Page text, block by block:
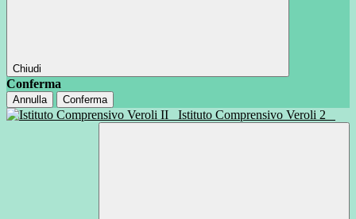
Chiudi
Conferma
Annulla Conferma
Istituto Comprensivo Veroli 2